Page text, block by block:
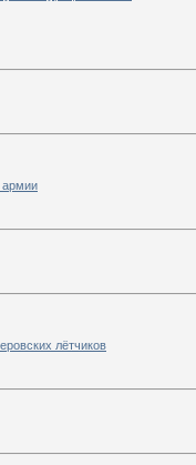
армии
лётчиков